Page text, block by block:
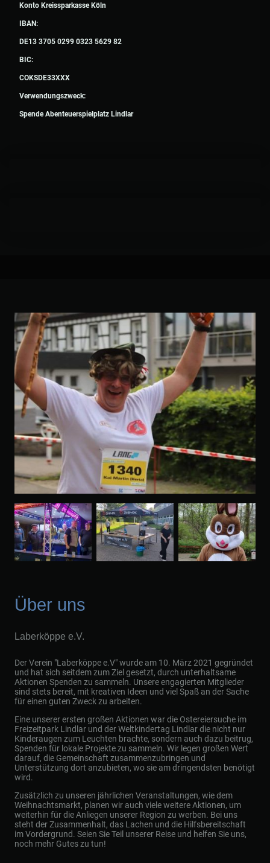
Konto Kreissparkasse Köln
IBAN:
DE13 3705 0299 0323 5629 82
BIC:
COKSDE33XXX
Verwendungszweck:
Spende Abenteuerspielplatz Lindlar
Über uns
Laberköppe e.V.
Der Verein "Laberköppe e.V" wurde am 10. März 2021 gegründet
und hat sich seitdem zum Ziel gesetzt, durch unterhaltsame
Aktionen Spenden zu sammeln. Unsere engagierten Mitglieder
sind stets bereit, mit kreativen Ideen und viel Spaß an der Sache
für einen guten Zweck zu arbeiten.
Eine unserer ersten großen Aktionen war die Ostereiersuche im
Freizeitpark Lindlar und der Weltkindertag Lindlar die nicht nur
Kinderaugen zum Leuchten brachte, sondern auch dazu beitrug,
Spenden für lokale Projekte zu sammeln. Wir legen großen Wert
darauf, die Gemeinschaft zusammenzubringen und
Unterstützung dort anzubieten, wo sie am dringendsten benötigt
wird.
Zusätzlich zu unseren jährlichen Veranstaltungen, wie dem
Weihnachtsmarkt, planen wir auch viele weitere Aktionen, um
weiterhin für die Anliegen unserer Region zu werben. Bei uns
steht der Zusammenhalt, das Lachen und die Hilfsbereitschaft
im Vordergrund. Seien Sie Teil unserer Reise und helfen Sie uns,
noch mehr Gutes zu tun!